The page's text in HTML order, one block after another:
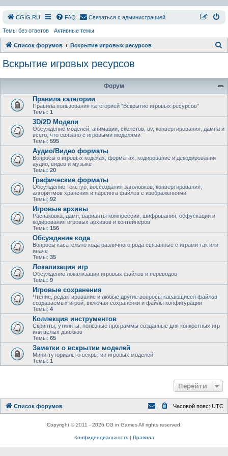
СGIG.RU FAQ Связаться с администрацией
Темы без ответов Активные темы
Список форумов Вскрытие игровых ресурсов
к
Вскрытие игровых ресурсов
Форум
Правила категории
Правила пользования категорией "Вскрытие игровых ресурсов"
Темы: 1
3D/2D Модели
Обсуждение моделей, анимации, скелетов, uv, конвертирования, дампа и
всего, что связано с игровыми моделями
Темы: 595
Аудио/Видео форматы
Вопросы о игровых кодеках, форматах, кодирование и декодировании
аудио, видео и музыке
Темы: 20
Графические форматы
Обсуждение текстур, воссоздания заголовков, конвертирования,
алгоритмов хранения и парсинга файлов с изображениями
Темы: 92
Игровые архивы
Распаковка, дамп, варианты компрессии, шифрования, обфускации и
кодирования игровых архивов и контейнеров
Темы: 156
Обсуждение кода
Вопросы касательно кода различного рода связанные с играми так или
иначе
Темы: 35
Локализация игр
Обсуждение локализации игровых файлов и переводов
Темы: 9
Игровые сохранения
Чтение, редактирование и любые другие вопросы касающиеся файлов
создаваемых игрой, включая сохранёнки и файлы конфигурации
Темы: 4
Коллекция инструментов
Скрипты, утилиты, полезные программы созданные для конкретных игр
или целых движков
Темы: 65
Заметки о вскрытии моделей
Мини-туториалы о вскрытии игровых моделей
Темы: 1
Перейти
Список форумов Часовой пояс: UTC
Copyright © 2011 - 2026 CG in Games All rights reserved.
Конфиденциальность| Правила